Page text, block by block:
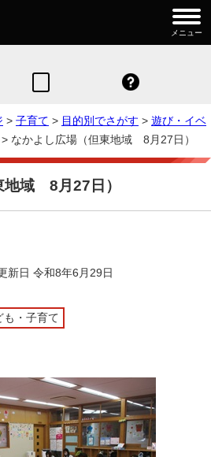
メニュー
> 子育て > 目的別でさがす > 遊び・イベ
> なかよし広場（但東地域 8月27日）
地域 8月27日）
日 令和8年6月29日
も・子育て